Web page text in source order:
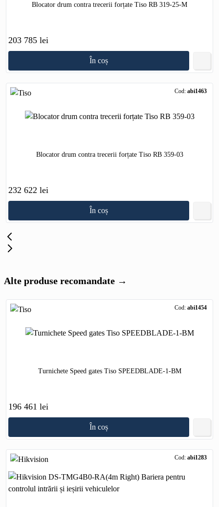
Blocator drum contra trecerii forțate Tiso RB 319-25-M
203 785 lei
În coș
Cod: abi1463
Blocator drum contra trecerii forțate Tiso RB 359-03
232 622 lei
În coș
Alte produse recomandate →
Cod: abi1454
Turnichete Speed gates Tiso SPEEDBLADE-1-BM
196 461 lei
În coș
Cod: abi1283